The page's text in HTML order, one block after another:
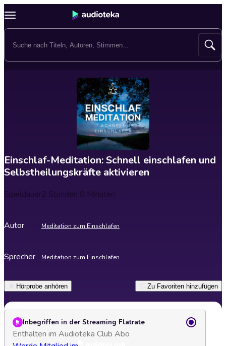
Einschlaf-Meditation: Schnell einschlafen und
Selbstheilungskräfte aktivieren
Spieldauer2 Stunden 0 Minuten
Autor Meditation zum Einschlafen
Sprecher Meditation zum Einschlafen
Hörprobe anhören Zu Favoriten hinzufügen
Inbegriffen in der Streaming Flatrate
Enthalten im Audioteka Club Abo